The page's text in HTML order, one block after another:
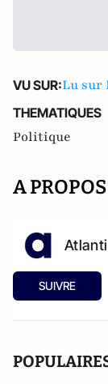
VU SUR:Lu sur
THEMATIQUES
Politique
A
SUIVRE